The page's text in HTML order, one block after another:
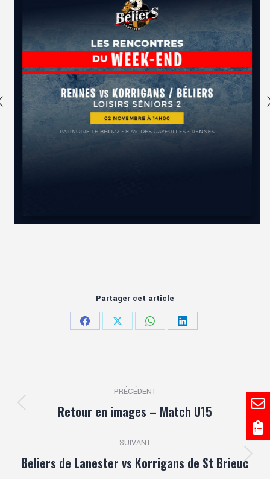
Partager cet article
PartagerPartagerPartagerPartager
article
PRÉCÉDENT
Article
:
Retour en images – Match U15
SUIVANT
Article
Beliers de Lanester vs Korrigans de St Brieuc